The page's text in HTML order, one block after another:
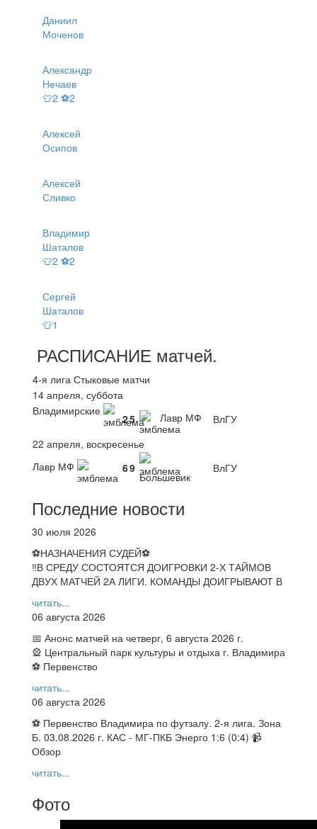
Даниил
Моченов
Александр
Нечаев
👕2 ⚽2
Алексей
Осипов
Алексей
Сливко
Владимир
Шаталов
👕2 ⚽2
Сергей
Шаталов
👕1
РАСПИСАНИЕ матчей.
4-я лига Стыковые матчи
14 апреля, суббота
Владимирские
25 Лавр МФ
ВлГУ
22 апреля, воскресенье
Лавр МФ
69
Большевик
ВлГУ
Последние новости
30 июля 2026
⚽НАЗНАЧЕНИЯ СУДЕЙ⚽
‼В СРЕДУ СОСТОЯТСЯ ДОИГРОВКИ 2-Х ТАЙМОВ
ДВУХ МАТЧЕЙ 2А ЛИГИ. КОМАНДЫ ДОИГРЫВАЮТ В
читать...
06 августа 2026
📅 Анонс матчей на четверг, 6 августа 2026 г.
🎡 Центральный парк культуры и отдыха г. Владимира
⚽ Первенство
читать...
06 августа 2026
⚽ Первенство Владимира по футзалу. 2-я лига. Зона
Б. 03.08.2026 г. КАС - МГ-ПКБ Энерго 1:6 (0:4) 📹
Обзор
читать...
Фото